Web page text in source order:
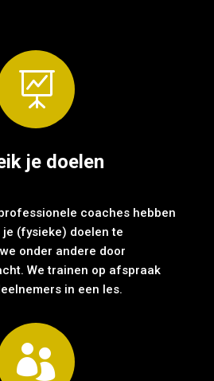

je doelen
coaches hebben
(fysieke) doelen te
onder andere door
We trainen op afspraak
in een les.
